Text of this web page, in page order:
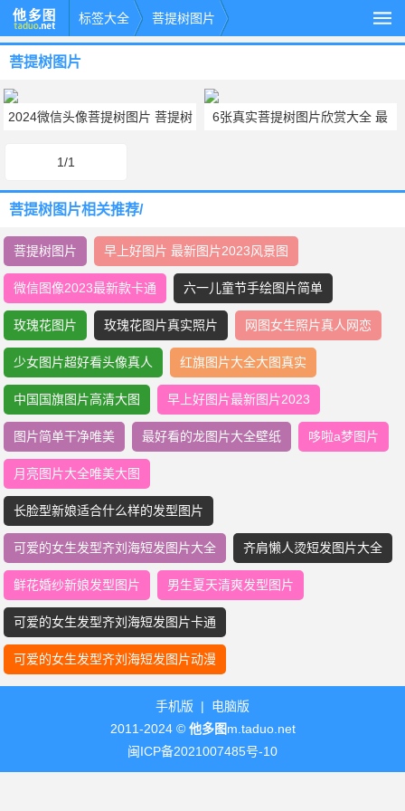
标签大全 菩提树图片
菩提树图片
2024微信头像菩提树图片 菩提树
6张真实菩提树图片欣赏大全 最
1/1
菩提树图片相关推荐/
菩提树图片 早上好图片 最新图片2023风景图
微信图像2023最新款卡通 六一儿童节手绘图片简单
玫瑰花图片 玫瑰花图片真实照片 网图女生照片真人网恋
少女图片超好看头像真人 红旗图片大全大图真实
中国国旗图片高清大图 早上好图片最新图片2023
图片简单干净唯美 最好看的龙图片大全壁纸 哆啦a梦图片
月亮图片大全唯美大图
长脸型新娘适合什么样的发型图片
可爱的女生发型齐刘海短发图片大全 齐肩懒人烫短发图片大全
鲜花婚纱新娘发型图片 男生夏天清爽发型图片
可爱的女生发型齐刘海短发图片卡通
可爱的女生发型齐刘海短发图片动漫
手机版 | 电脑版
2011-2024 © 他多图m.taduo.net
闽ICP备2021007485号-10